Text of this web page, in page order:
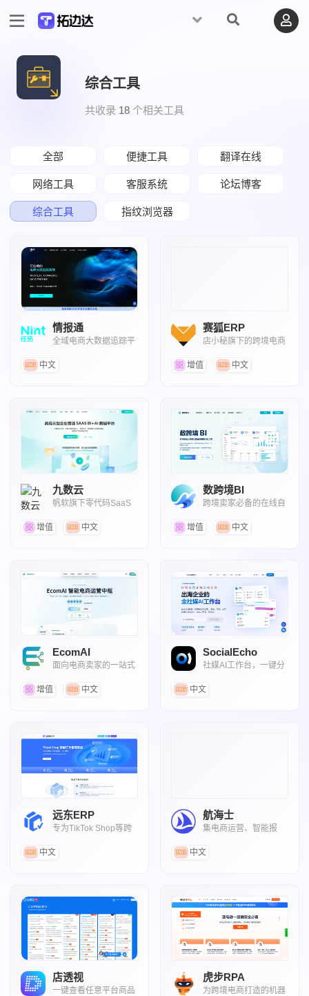
综合工具
共收录 18 个相关工具
全部 便捷工具 翻译在线
网络工具 客服系统 论坛博客
综合工具 指纹浏览器
情报通
全域电商大数据追踪平
中文
赛狐ERP
店小秘旗下的跨境电商
增值
中文
九数云
帆软旗下零代码SaaS
增值
中文
数跨境BI
跨境卖家必备的在线自
增值
中文
EcomAI
面向电商卖家的一站式
增值
中文
SocialEcho
社媒AI工作台，一键分
中文
远东ERP
专为TikTok Shop等跨
管理系统
中文
航海士
集电商运营、智能报
能体平台
中文
店透视
一键查看任意平台商品
虎步RPA
为跨境电商打造的机器